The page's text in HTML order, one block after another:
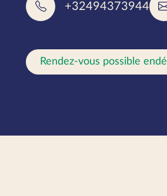
+32494373944
Rendez-vous possible